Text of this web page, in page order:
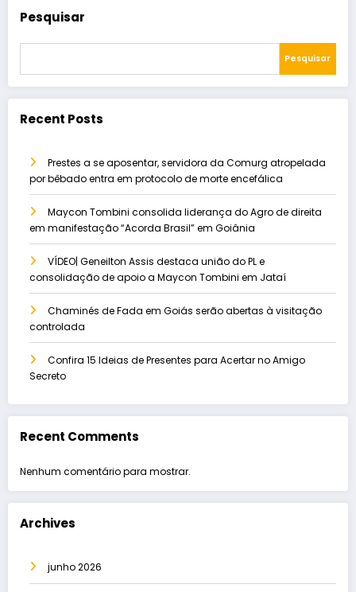
Pesquisar
Pesquisar
Recent Posts
Prestes a se aposentar, servidora da Comurg atropelada
por bêbado entra em protocolo de morte encefálica
Maycon Tombini consolida liderança do Agro de direita
em manifestação “Acorda Brasil” em Goiânia
VÍDEO| Geneilton Assis destaca união do PL e
consolidação de apoio a Maycon Tombini em Jataí
Chaminés de Fada em Goiás serão abertas à visitação
controlada
Confira 15 Ideias de Presentes para Acertar no Amigo
Secreto
Recent Comments
Nenhum comentário para mostrar.
Archives
junho 2026